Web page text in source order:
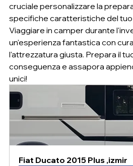
cruciale personalizzare la
specifiche caratteristiche del
Viaggiare in camper durante
un'esperienza fantastica con
l'attrezzatura giusta. Prepara il
conseguenza e assapora
unici!
Fiat Ducato 2015 Plus ,izmir